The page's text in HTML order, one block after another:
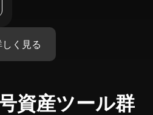
しく見る
資産ツール群